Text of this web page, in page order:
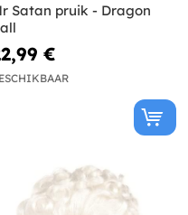
Satan pruik - Dragon
€